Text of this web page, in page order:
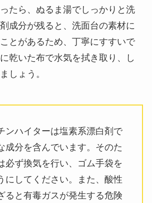
たら、ぬるま湯でしっかりと洗
成分が残ると、洗面台の素材に
とがあるため、丁寧にすすいで
乾いた布で水気を拭き取り、し
しょう。
ンハイターは塩素系漂白剤で
成分を含んでいます。そのた
必ず換気を行い、ゴム手袋を
にしてください。また、酸性
ると有毒ガスが発生する危険